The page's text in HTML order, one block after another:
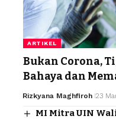
ARTIKEL
Bukan Corona,
Bahaya dan
Rizkyana Maghfiroh 23
MI Mitra UIN